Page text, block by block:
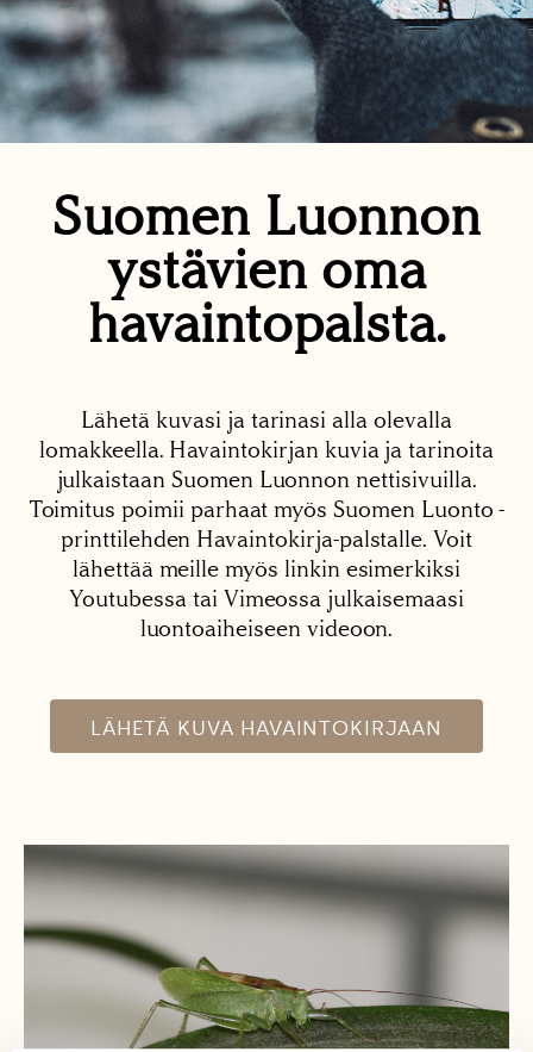
Suomen Luonnon
ystävien oma
havaintopalsta.
Lähetä kuvasi ja tarinasi alla olevalla
lomakkeella. Havaintokirjan kuvia ja tarinoita
julkaistaan Suomen Luonnon nettisivuilla.
Toimitus poimii parhaat myös Suomen Luonto -
printtilehden Havaintokirja-palstalle. Voit
lähettää meille myös linkin esimerkiksi
Youtubessa tai Vimeossa julkaisemaasi
luontoaiheiseen videoon.
LÄHETÄ KUVA HAVAINTOKIRJAAN